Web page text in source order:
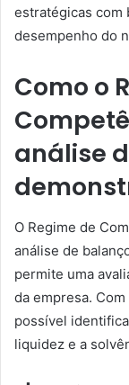
estratégicas com
desempenho do
Como o
análise
O Regime de
análise de
permite uma
da empresa.
possível
liquidez e a